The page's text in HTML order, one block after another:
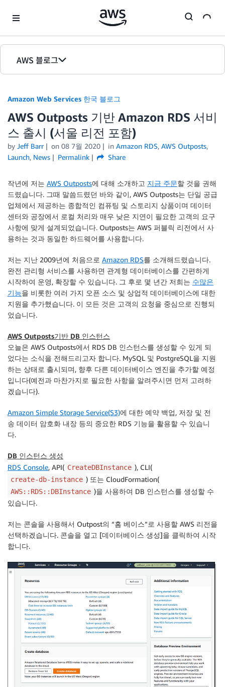
AWS 블로그
홈
에디션
Amazon Web Services 한국 블로그
AWS Outposts 기반 Amazon RDS 서비
스 출시 (서울 리전 포함)
by Jeff Barr on 08 7월 2020 in Amazon RDS, AWS Outposts,
Launch, News Permalink Share
작년에 저는 AWS Outposts에 대해 소개하고 지금 주문할 것을 권해
드렸습니다. 그때 말씀드렸던 바와 같이, AWS Outposts는 단일 공급
업체에서 제공하는 종합적인 컴퓨팅 및 스토리지 상품이며 데이터
센터와 공장에서 로컬 처리와 매우 낮은 지연이 필요한 고객의 요구
사항에 맞게 설계되었습니다. Outposts는 AWS 퍼블릭 리전에서 사
용하는 것과 동일한 하드웨어를 사용합니다.
저는 지난 2009년에 처음으로 Amazon RDS를 소개해드렸습니다.
완전 관리형 서비스를 사용하면 관계형 데이터베이스를 간편하게
시작하여 운영, 확장할 수 있습니다. 그 후로 몇 년간 저희는 수많은
기능을 비롯한 여러 가지 오픈 소스 및 상업적 데이터베이스에 대한
지원을 추가했습니다. 이 모든 것은 고객의 요청을 중심으로 진행되
었습니다.
AWS Outposts기반 DB 인스턴스
오늘은 AWS Outposts에서 RDS DB 인스턴스를 생성할 수 있게 되
었다는 소식을 전해드리고자 합니다. MySQL 및 PostgreSQL을 지원
하는 상태로 출시되며, 향후 다른 데이터베이스 엔진을 추가할 예정
입니다(예전과 마찬가지로 필요한 사항을 알려주시면 먼저 고려하
겠습니다).
Amazon Simple Storage Service(S3)에 대한 예약 백업, 저장 및 전
송 데이터 암호화 내장 등의 중요한 RDS 기능을 활용할 수 있습니
다.
DB 인스턴스 생성
RDS Console, API( CreateDBInstance ), CLI(
create-db-instance ) 또는 CloudFormation(
AWS::RDS::DBInstance )을 사용하여 DB 인스턴스를 생성할 수
있습니다.
저는 콘솔을 사용해서 Outpost의 “홈 베이스”로 사용할 AWS 리전을
선택하겠습니다. 콘솔을 열고 [데이터베이스 생성]을 클릭하여 시작
합니다.